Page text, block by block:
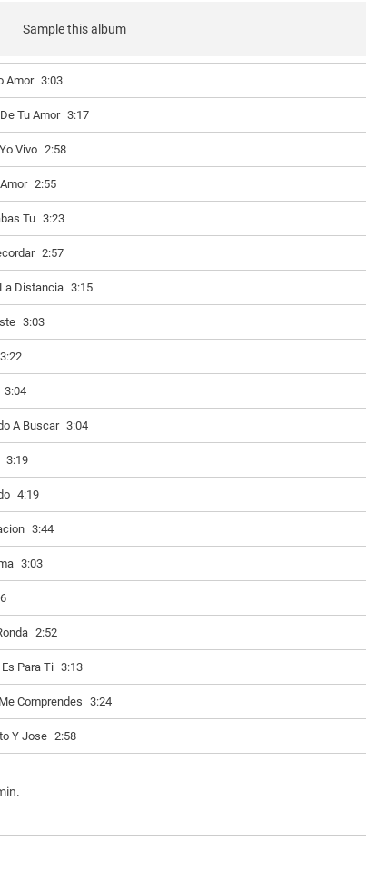
Sample this album
Amor 3:03
Tu Amor 3:17
Vivo 2:58
2:55
Tu 3:23
2:57
Distancia 3:15
3:03
3:22
3:04
A Buscar 3:04
3:19
4:19
3:44
3:03
2:52
Para Ti 3:13
Comprendes 3:24
Y Jose 2:58